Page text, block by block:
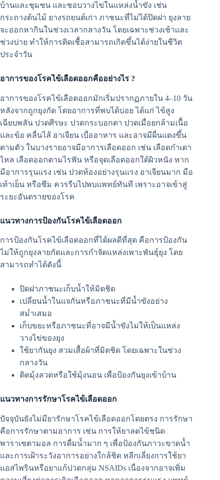
บ้านและชุมชน และชอบวางไข่ในแหล่งน้ำขัง เช่น
กระถางต้นไม้ ยางรถยนต์เก่า ภาชนะที่ไม่ได้ปิดฝา ยุงลาย
จะออกหากินในช่วงเวลากลางวัน โดยเฉพาะช่วงเช้าและ
ช่วงบ่าย ทำให้การติดเชื้อสามารถเกิดขึ้นได้ง่ายในชีวิต
ประจำวัน
อาการของโรคไข้เลือดออกคืออย่างไร ?
อาการของโรคไข้เลือดออกมักเริ่มปรากฏภายใน 4–10 วัน
หลังจากถูกยุงกัด โดยอาการที่พบได้บ่อย ได้แก่ ไข้สูง
เฉียบพลัน ปวดศีรษะ ปวดกระบอกตา ปวดเมื่อยกล้ามเนื้อ
และข้อ คลื่นไส้ อาเจียน เบื่ออาหาร และอาจมีผื่นแดงขึ้น
ตามตัว ในบางรายอาจมีอาการเลือดออก เช่น เลือดกำเดา
ไหล เลือดออกตามไรฟัน หรือจุดเลือดออกใต้ผิวหนัง หาก
มีอาการรุนแรง เช่น ปวดท้องอย่างรุนแรง อาเจียนมาก มือ
เท้าเย็น หรือซึม ควรรีบไปพบแพทย์ทันที เพราะอาจเข้าสู่
ระยะอันตรายของโรค
แนวทางการป้องกันโรคไข้เลือดออก
การป้องกันโรคไข้เลือดออกที่ได้ผลดีที่สุด คือการป้องกัน
ไม่ให้ถูกยุงลายกัดและการกำจัดแหล่งเพาะพันธุ์ยุง โดย
สามารถทำได้ดังนี้
ปิดฝาภาชนะเก็บน้ำให้มิดชิด
เปลี่ยนน้ำในแจกันหรือภาชนะที่มีน้ำขังอย่าง
สม่ำเสมอ
เก็บขยะหรือภาชนะที่อาจมีน้ำขังไม่ให้เป็นแหล่ง
วางไข่ของยุง
ใช้ยากันยุง สวมเสื้อผ้าที่มิดชิด โดยเฉพาะในช่วง
กลางวัน
ติดมุ้งลวดหรือใช้มุ้งนอน เพื่อป้องกันยุงเข้าบ้าน
แนวทางการรักษาโรคไข้เลือดออก
ปัจจุบันยังไม่มียารักษาโรคไข้เลือดออกโดยตรง การรักษา
คือการรักษาตามอาการ เช่น การให้ยาลดไข้ชนิด
พาราเซตามอล การดื่มน้ำมาก ๆ เพื่อป้องกันภาวะขาดน้ำ
และการเฝ้าระวังอาการอย่างใกล้ชิด หลีกเลี่ยงการใช้ยา
แอสไพรินหรือยาแก้ปวดกลุ่ม NSAIDs เนื่องจากอาจเพิ่ม